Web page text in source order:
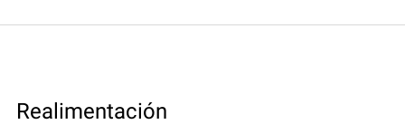
Realimentación